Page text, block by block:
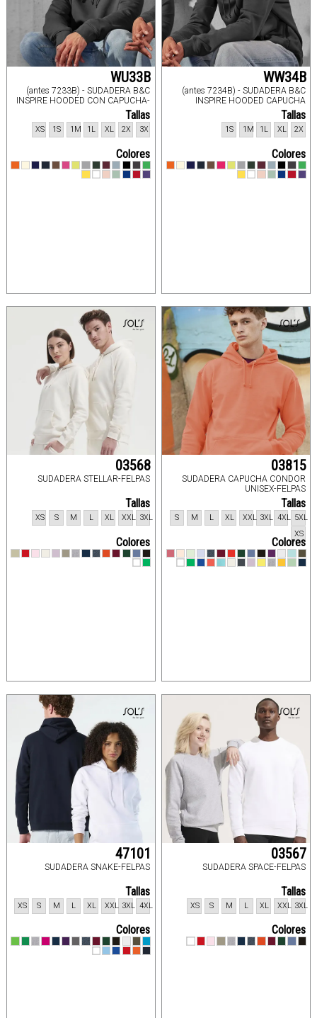
WU33B
(antes 7233B) - SUDADERA B&C
INSPIRE HOODED CON CAPUCHA-
FELPAS
Tallas
3X
2X
XL
1L
1M
1S
XS
Colores
WW34B
(antes 7234B) - SUDADERA B&C
INSPIRE HOODED CAPUCHA
MUJER-FELPAS
Tallas
2X
XL
1L
1M
1S
Colores
03568
SUDADERA STELLAR-FELPAS
Tallas
3XL
XXL
XL
L
M
S
XS
Colores
03815
SUDADERA CAPUCHA CONDOR
UNISEX-FELPAS
Tallas
5XL
4XL
3XL
XXL
XL
L
M
S
XS
Colores
47101
SUDADERA SNAKE-FELPAS
Tallas
4XL
3XL
XXL
XL
L
M
S
XS
Colores
03567
SUDADERA SPACE-FELPAS
Tallas
3XL
XXL
XL
L
M
S
XS
Colores